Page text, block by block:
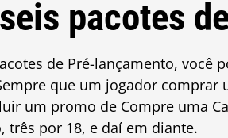
pacotes
de Pré-lançamento, você
que um jogador comprar
um promo de Compre uma
três por 18, e daí em diante.